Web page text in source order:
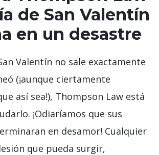
de San Valentín
en un desastre
Valentín no sale exactamente
(¡aunque ciertamente
así sea!), Thompson Law está
¡Odiaríamos que sus
en desamor! Cualquier
que pueda surgir,